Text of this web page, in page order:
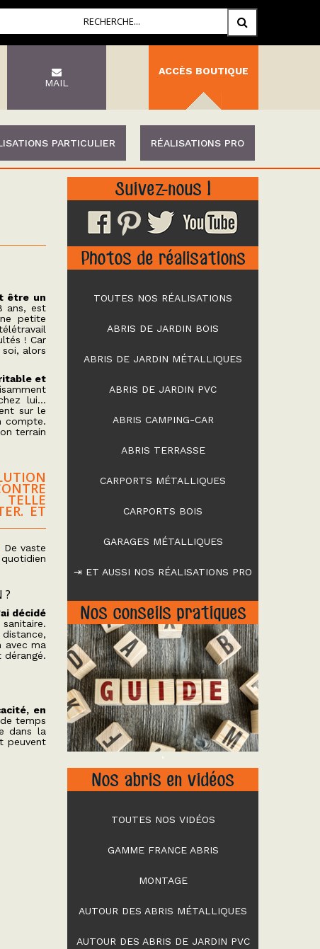
MAIL
ACCÈS BOUTIQUE
PARTICULIER RÉALISATIONS PRO
être un
ans, est
petite
! Car
alors
et
lui…
sur le
compte.
terrain
ET
De vaste
?
décidé
avec ma
en
temps
dans la
peuvent
Suivez-nous !
Photos de réalisations
TOUTES NOS RÉALISATIONS
ABRIS DE JARDIN BOIS
ABRIS DE JARDIN MÉTALLIQUES
ABRIS DE JARDIN PVC
ABRIS CAMPING-CAR
ABRIS TERRASSE
CARPORTS MÉTALLIQUES
CARPORTS BOIS
GARAGES MÉTALLIQUES
⇥ ET AUSSI NOS RÉALISATIONS PRO
Nos conseils pratiques
"
Nos abris en vidéos
TOUTES NOS VIDÉOS
GAMME FRANCE ABRIS
MONTAGE
AUTOUR DES ABRIS MÉTALLIQUES
AUTOUR DES ABRIS DE JARDIN PVC